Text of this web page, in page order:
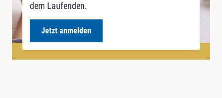
dem Laufenden.
Jetzt anmelden